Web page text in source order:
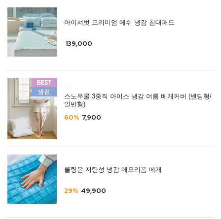
아이셔벗 프리미엄 메쉬 냉감 침대패드
139,000
스노우쿨 3중직 아이스 냉감 여름 베개커버 (밴딩형/
일반형)
60% 7,900
쿨링온 저탄성 냉감 메모리폼 베개
29% 49,900